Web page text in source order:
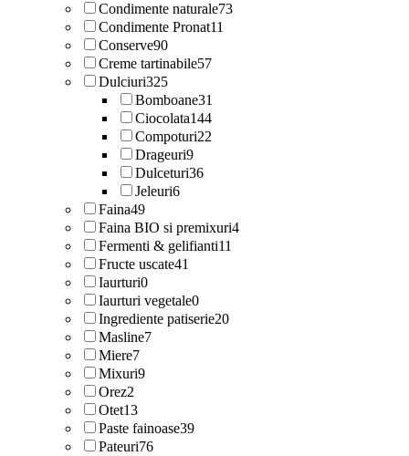
Condimente naturale73
Condimente Pronat11
Conserve90
Creme tartinabile57
Dulciuri325
Bomboane31
Ciocolata144
Compoturi22
Drageuri9
Dulceturi36
Jeleuri6
Faina49
Faina BIO si premixuri4
Fermenti & gelifianti11
Fructe uscate41
Iaurturi0
Iaurturi vegetale0
Ingrediente patiserie20
Masline7
Miere7
Mixuri9
Orez2
Otet13
Paste fainoase39
Pateuri76